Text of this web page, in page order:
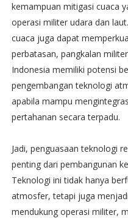
kemampuan mitigasi cuaca
operasi militer udara dan
cuaca juga dapat
perbatasan, pangkalan
Indonesia memiliki potensi
pengembangan teknologi
apabila mampu
pertahanan secara terpadu.
Jadi, penguasaan teknologi
penting dari pembangunan
Teknologi ini tidak hanya
atmosfer, tetapi juga
mendukung operasi militer,